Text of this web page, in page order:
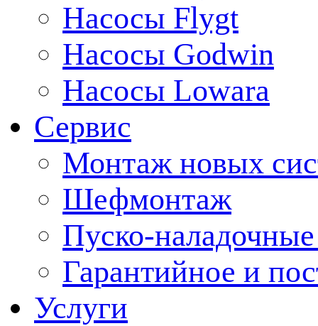
Насосы Flygt
Насосы Godwin
Насосы Lowara
Сервис
Монтаж новых
Шефмонтаж
Пуско-
Гарантийное и
Услуги